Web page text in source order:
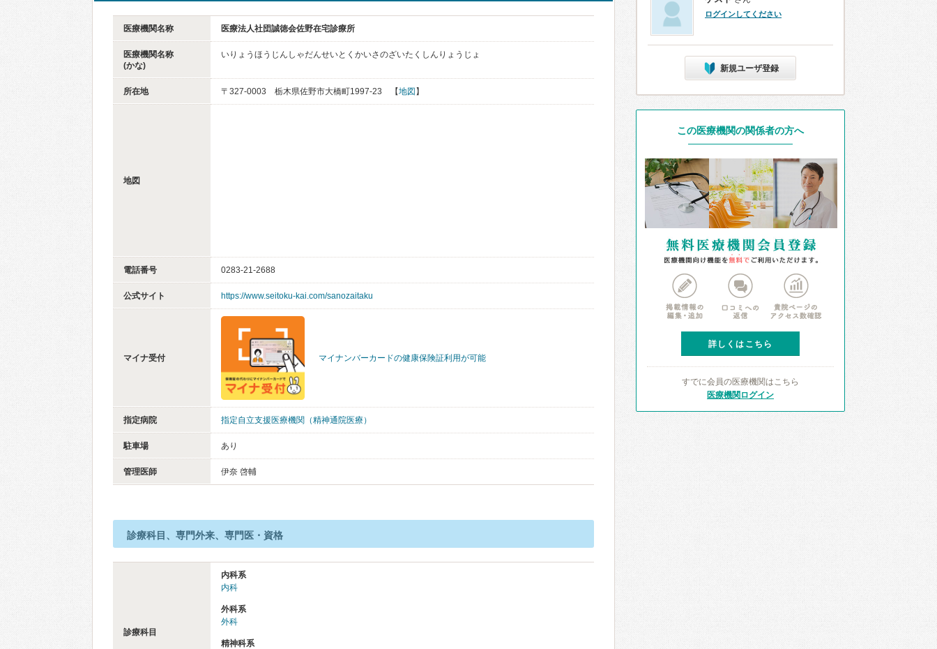
医療機関名称 医療法人社団誠徳会佐野在宅診療所
医療機関名称
(かな)
いりょうほうじんしゃだんせいとくかいさのざいたくしんりょうじょ
所在地 〒327-0003 栃木県佐野市大橋町1997-23 【地図 】
地図
電話番号 0283-21-2688
公式サイト https://www.seitoku-kai.com/sanozaitaku
マイナ受付 マイナンバーカードの健康保険証利用が可能
指定病院 指定自立支援医療機関（精神通院医療）
駐車場 あり
管理医師 伊奈 啓輔
診療科目、専門外来、専門医・資格
診療科目
内科系
内科
外科系
外科
精神科系
ログインしてください
新規ユーザ登録
この医療機関の関係者の方へ
詳しくはこちら
すでに会員の医療機関はこちら
医療機関ログイン